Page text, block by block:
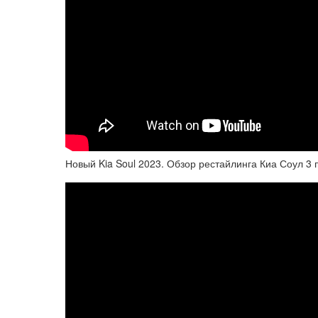
Новый Kia Soul 2023. Обзор рестайлинга Киа Соул 3